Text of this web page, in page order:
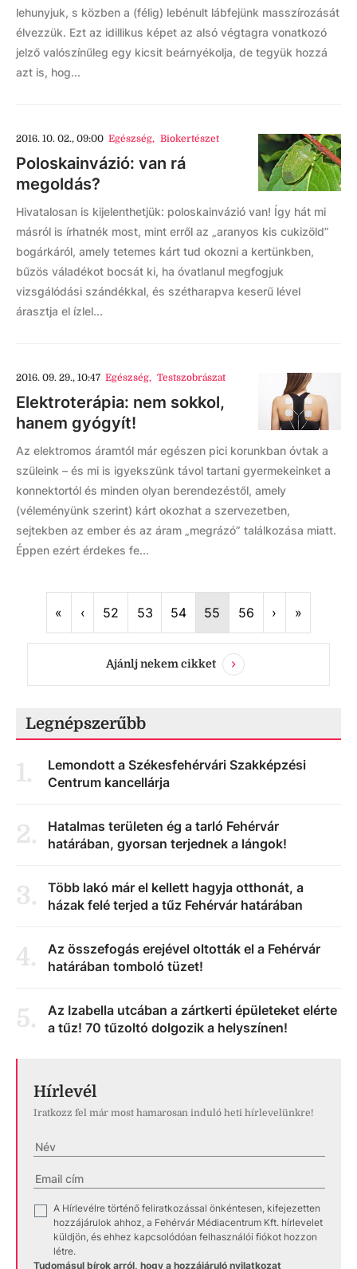
lehunyjuk, s közben a (félig) lebénult lábfejünk masszírozását
élvezzük. Ezt az idillikus képet az alsó végtagra vonatkozó
jelző valószínűleg egy kicsit beárnyékolja, de tegyük hozzá
azt is, hog...
2016. 10. 02., 09:00 Egészség, Biokertészet
Poloskainvázió: van rá
megoldás?
Hivatalosan is kijelenthetjük: poloskainvázió van! Így hát mi
másról is írhatnék most, mint erről az „aranyos kis cukizöld”
bogárkáról, amely tetemes kárt tud okozni a kertünkben,
bűzös váladékot bocsát ki, ha óvatlanul megfogjuk
vizsgálódási szándékkal, és szétharapva keserű lével
árasztja el ízlel...
2016. 09. 29., 10:47 Egészség, Testszobrászat
Elektroterápia: nem sokkol,
hanem gyógyít!
Az elektromos áramtól már egészen pici korunkban óvtak a
szüleink – és mi is igyekszünk távol tartani gyermekeinket a
konnektortól és minden olyan berendezéstől, amely
(véleményünk szerint) kárt okozhat a szervezetben,
sejtekben az ember és az áram „megrázó” találkozása miatt.
Éppen ezért érdekes fe...
« First‹Previous
52 53 54 55 56 › Next
»Last
Ajánlj nekem cikket
Legnépszerűbb
1.
Lemondott a Székesfehérvári Szakképzési
Centrum kancellárja
2.
Hatalmas területen ég a tarló Fehérvár
határában, gyorsan terjednek a lángok!
3.
Több lakó már el kellett hagyja otthonát, a
házak felé terjed a tűz Fehérvár határában
4.
Az összefogás erejével oltották el a Fehérvár
határában tomboló tüzet!
5.
Az Izabella utcában a zártkerti épületeket elérte
a tűz! 70 tűzoltó dolgozik a helyszínen!
Hírlevél
Iratkozz fel már most hamarosan induló heti hírlevelünkre!
A Hírlevélre történő feliratkozással önkéntesen, kifejezetten
hozzájárulok ahhoz, a Fehérvár Médiacentrum Kft. hírlevelet
küldjön, és ehhez kapcsolódóan felhasználói fiókot hozzon
létre.
Tudomásul bírok arról, hogy a hozzájáruló nyilatkozat